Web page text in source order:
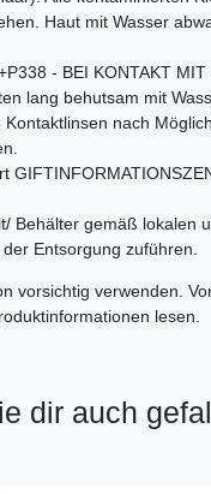
Haut mit Wasser
- BEI KONTAKT MIT
lang behutsam mit
Kontaktlinsen nach
Behälter gemäß lokalen
Entsorgung zuführen.
vorsichtig verwenden.
lesen.
dir auch